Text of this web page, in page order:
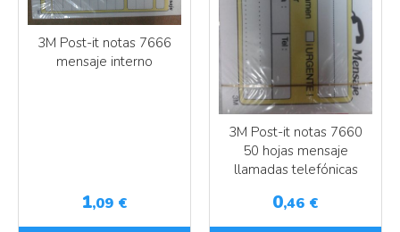
3M Post-it notas 7666
mensaje interno
1,09 €
3M Post-it notas 7660
50 hojas mensaje
llamadas telefónicas
0,46 €